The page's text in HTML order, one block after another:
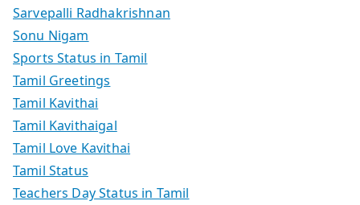
Sarvepalli Radhakrishnan
Sonu Nigam
Sports Status in Tamil
Tamil Greetings
Tamil Kavithai
Tamil Kavithaigal
Tamil Love Kavithai
Tamil Status
Teachers Day Status in Tamil